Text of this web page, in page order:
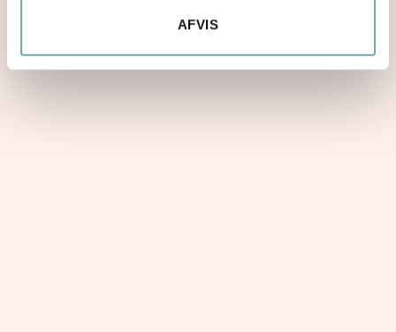
AFVIS